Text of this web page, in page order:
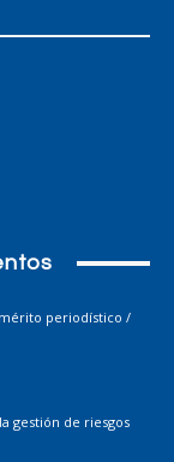
periodístico /
gestión de riesgos